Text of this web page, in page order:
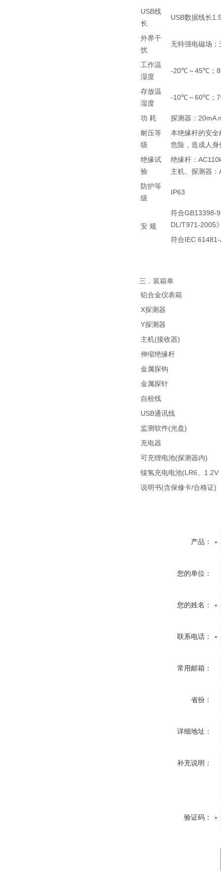
USB线
长
USB数据线长
外界干
扰
无特强电磁场
工作温
湿度
-20℃～45℃；
存放温
湿度
-10℃～60℃；
功 耗
探测器：20mA
耐压等
级
本绝缘杆的安
危险，造成人
绝缘试
验
绝缘杆：
主机、探测器
防护等
级
IP63
安 规
符合GB13398-
DL/T971-2005
符合IEC
三．装箱单
铝合金仪表箱
X探测器
Y探测器
主机(接收器)
伸缩绝缘杆
金属探钩
金属探针
自校线
USB通讯线
监测软件(光盘)
充电器
可充锂电池(探测器内)
镍氢充电电池(LR6、1.2V
说明书(含保修卡/合格证)
产品：
您的单位：
您的姓名：
联系电话：
常用邮箱：
省份：
详细地址：
补充说明：
验证码：